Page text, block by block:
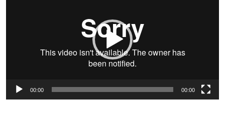
00:00 00:00